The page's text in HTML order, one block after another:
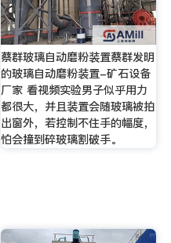
蔡群玻璃自动磨粉装置蔡群发明
的玻璃自动磨粉装置-矿石设备
厂家 看视频实验男子似乎用力
都很大，并且装置会随玻璃被拍
出窗外，若控制不住手的幅度，
怕会撞到碎玻璃割破手。